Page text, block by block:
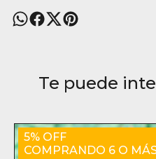
Te puede
5% OFF
COMPRANDO 6 O